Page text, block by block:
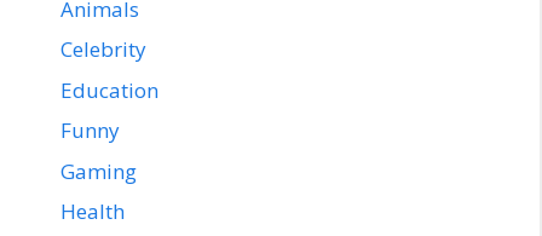
Animals
Celebrity
Education
Funny
Gaming
Health